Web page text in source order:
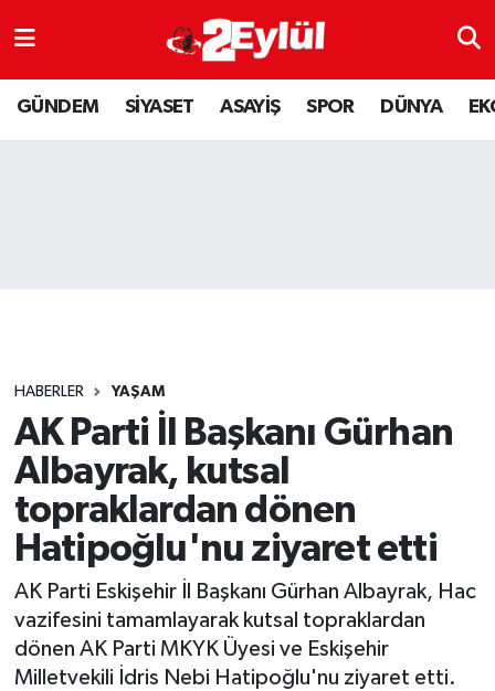
GÜNDEM SİYASET ASAYİŞ SPOR DÜNYA
HABERLER YAŞAM
AK Parti İl Başkanı Gürhan
Albayrak, kutsal
topraklardan dönen
Hatipoğlu'nu ziyaret etti
AK Parti Eskişehir İl Başkanı Gürhan Albayrak, Hac
vazifesini tamamlayarak kutsal topraklardan
dönen AK Parti MKYK Üyesi ve Eskişehir
Milletvekili İdris Nebi Hatipoğlu'nu ziyaret etti.
ASAYİŞ
DÜNYA
SPOR
YAŞAM
Nöbetçi Eczaneler
Hava Durumu
Son Dakika Haberleri
Haber Arşivi